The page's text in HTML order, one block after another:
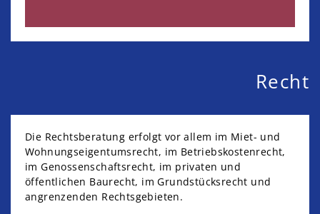
Recht
Die Rechtsberatung erfolgt vor allem im Miet- und
Wohnungseigentumsrecht, im Betriebskostenrecht,
im Genossenschaftsrecht, im privaten und
öffentlichen Baurecht, im Grundstücksrecht und
angrenzenden Rechtsgebieten.